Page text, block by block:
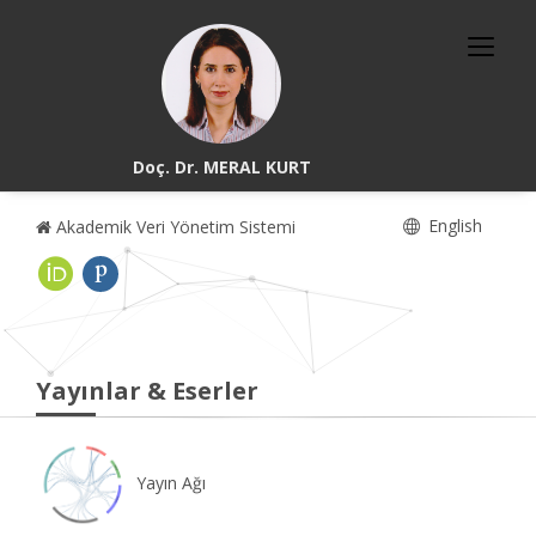
Doç. Dr. MERAL KURT
Akademik Veri Yönetim Sistemi English
Yayınlar & Eserler
Yayın Ağı